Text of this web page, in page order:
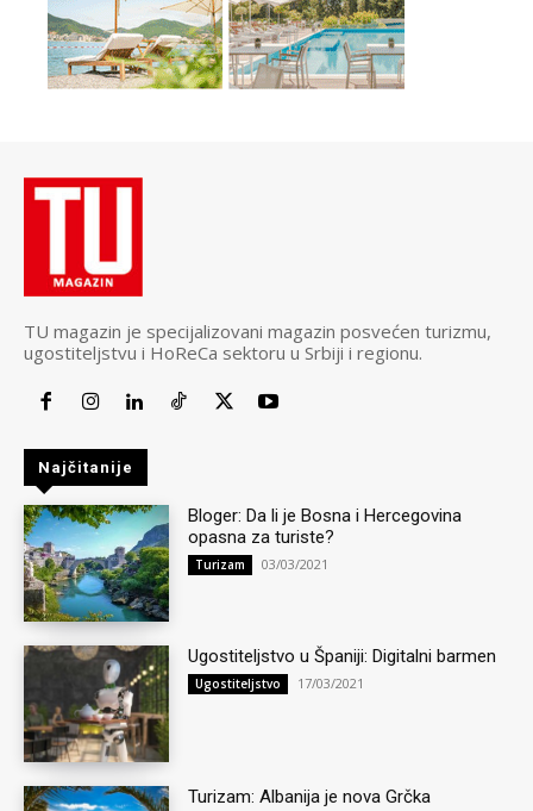
TU magazin je specijalizovani magazin posvećen turizmu,
ugostiteljstvu i HoReCa sektoru u Srbiji i regionu.
Najčitanije
Bloger: Da li je Bosna i Hercegovina
opasna za turiste?
Turizam 03/03/2021
Ugostiteljstvo u Španiji: Digitalni barmen
Ugostiteljstvo 17/03/2021
Turizam: Albanija je nova Grčka